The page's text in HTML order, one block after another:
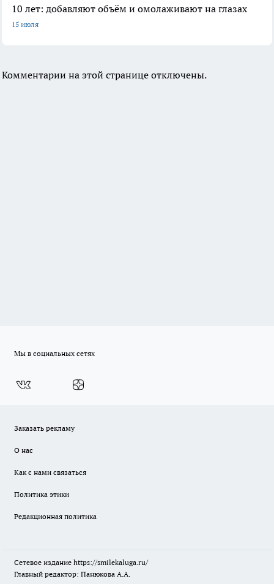
10 лет: добавляют объём и омолаживают на глазах
15 июля
Комментарии на этой странице отключены.
Мы в социальных сетях
Заказать рекламу
О нас
Как с нами связаться
Политика этики
Редакционная политика
Сетевое издание https://smilekaluga.ru/
Главный редактор: Панюкова А.А.